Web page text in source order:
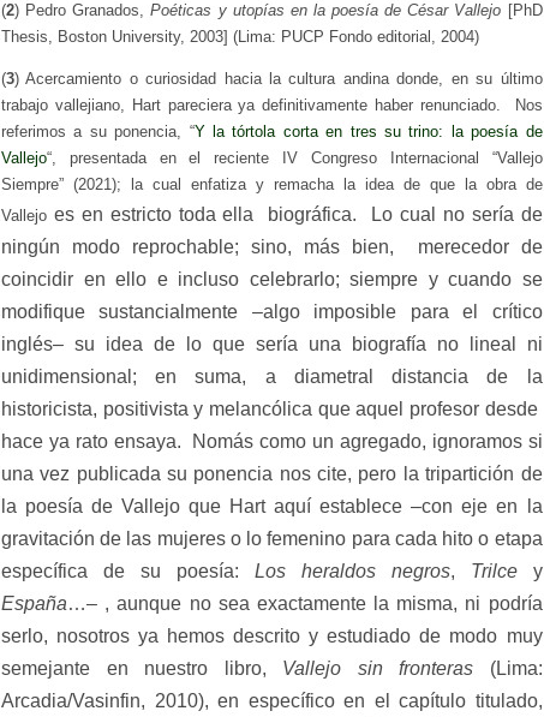
(2) Pedro Granados, Poéticas y utopías en la poesía de César Vallejo [PhD
Thesis, Boston University, 2003] (Lima: PUCP Fondo editorial, 2004)
(3) Acercamiento o curiosidad hacia la cultura andina donde, en su último
trabajo vallejiano, Hart pareciera ya definitivamente haber renunciado. Nos
referimos a su ponencia, “Y la tórtola corta en tres su trino: la poesía de
Vallejo“, presentada en el reciente IV Congreso Internacional “Vallejo
Siempre” (2021); la cual enfatiza y remacha la idea de que la obra de
Vallejo es en estricto toda ella biográfica. Lo cual no sería de
ningún modo reprochable; sino, más bien, merecedor de
coincidir en ello e incluso celebrarlo; siempre y cuando se
modifique sustancialmente –algo imposible para el crítico
inglés– su idea de lo que sería una biografía no lineal ni
unidimensional; en suma, a diametral distancia de la
historicista, positivista y melancólica que aquel profesor desde
hace ya rato ensaya. Nomás como un agregado, ignoramos si
una vez publicada su ponencia nos cite, pero la tripartición de
la poesía de Vallejo que Hart aquí establece–con eje en la
gravitación de las mujeres o lo femenino para cada hito o etapa
específica de su poesía: Los heraldos negros, Trilcey
España…– , aunque no sea exactamente la misma, ni podría
serlo, nosotros ya hemos descrito y estudiado de modo muy
semejante en nuestro libro, Vallejo sin fronteras (Lima:
Arcadia/Vasinfin, 2010), en específico en el capítulo titulado,